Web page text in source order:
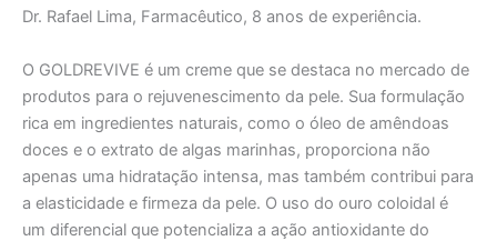
Dr. Rafael Lima, Farmacêutico, 8 anos de experiência.
O GOLDREVIVE é um creme que se destaca no mercado de
produtos para o rejuvenescimento da pele. Sua formulação
rica em ingredientes naturais, como o óleo de amêndoas
doces e o extrato de algas marinhas, proporciona não
apenas uma hidratação intensa, mas também contribui para
a elasticidade e firmeza da pele. O uso do ouro coloidal é
um diferencial que potencializa a ação antioxidante do